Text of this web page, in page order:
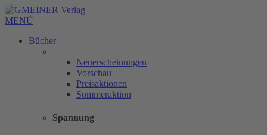
MENÜ
Bücher
Neuerscheinungen
Vorschau
Preisaktionen
Sommeraktion
Spannung